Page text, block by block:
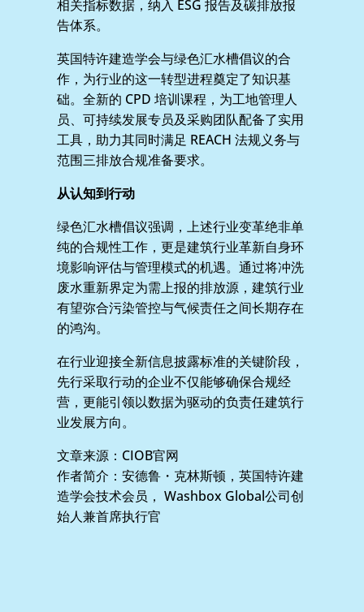
相关指标数据，纳入 ESG 报告及碳排放报
告体系。
英国特许建造学会与绿色汇水槽倡议的合
作，为行业的这一转型进程奠定了知识基
础。全新的 CPD 培训课程，为工地管理人
员、可持续发展专员及采购团队配备了实用
工具，助力其同时满足 REACH 法规义务与
范围三排放合规准备要求。
从认知到行动
绿色汇水槽倡议强调，上述行业变革绝非单
纯的合规性工作，更是建筑行业革新自身环
境影响评估与管理模式的机遇。通过将冲洗
废水重新界定为需上报的排放源，建筑行业
有望弥合污染管控与气候责任之间长期存在
的鸿沟。
在行业迎接全新信息披露标准的关键阶段，
先行采取行动的企业不仅能够确保合规经
营，更能引领以数据为驱动的负责任建筑行
业发展方向。
文章来源：CIOB官网
作者简介：安德鲁・克林斯顿，英国特许建
造学会技术会员， Washbox Global公司创
始人兼首席执行官